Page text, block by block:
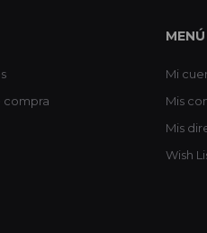
compra
Mi
Mis
Mis
Wish